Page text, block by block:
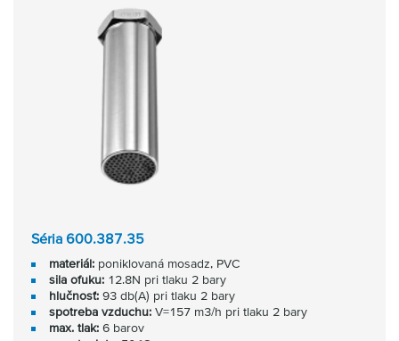
Séria 600.387.35
materiál: poniklovaná mosadz, PVC
sila ofuku: 12.8N pri tlaku 2 bary
hlučnosť: 93 db(A) pri tlaku 2 bary
spotreba vzduchu: V=157 m3/h pri tlaku 2 bary
max. tlak: 6 barov